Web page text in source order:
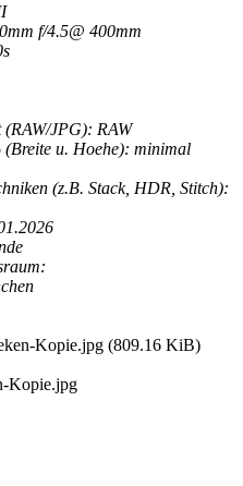
f/4.5@ 400mm
JPG): RAW
(Breite u. Hoehe): minimal
(z.B. Stack, HDR, Stitch):
Kopie.jpg (809.16 KiB)